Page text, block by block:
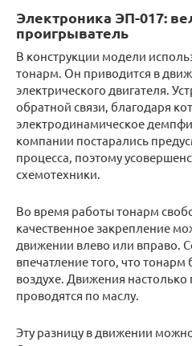
Электроника ЭП-017:
проигрыватель
В конструкции модели
тонарм. Он приводится в
электрического двигателя.
обратной связи, благодаря
электродинамическое
компании постарались
процесса, поэтому
схемотехники.
Во время работы тонарм
качественное закрепление
движении влево или вправо.
впечатление того, что тонарм
воздухе. Движения
проводятся по маслу.
Эту разницу в движении